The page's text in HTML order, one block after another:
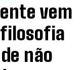
vem
não